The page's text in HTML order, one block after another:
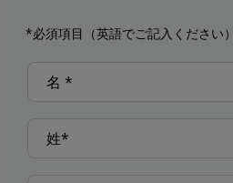
*必須項目（英語でご記入ください）